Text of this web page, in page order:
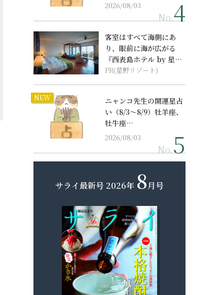
2026/08/03
No.
客室はすべて海側にあ
り、眼前に海が広がる
『西表島ホテル by 星野
リゾート』
PR(星野リゾート)
NEW
ニャンコ先生の開運星占
い（8/3～8/9）牡羊座、
牡牛座…
2026/08/03
No.
サライ最新号 2026年 8月号